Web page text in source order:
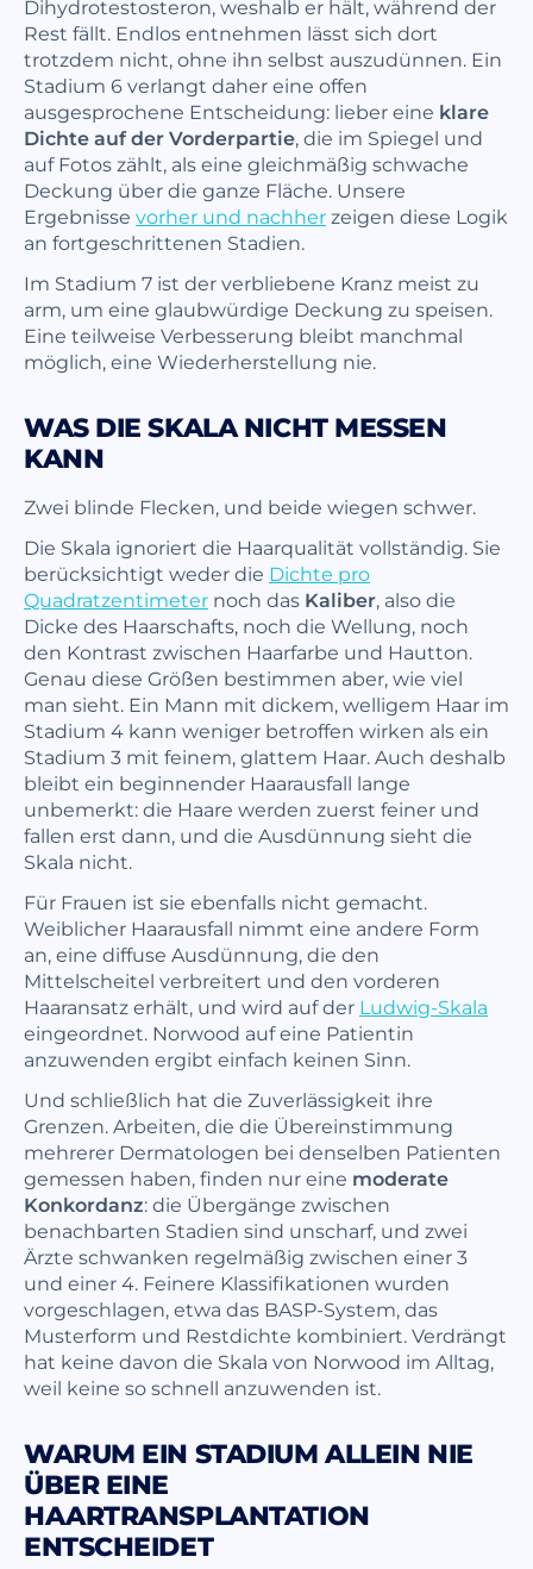
Dihydrotestosteron, weshalb er hält, während der
Rest fällt. Endlos entnehmen lässt sich dort
trotzdem nicht, ohne ihn selbst auszudünnen. Ein
Stadium 6 verlangt daher eine offen
ausgesprochene Entscheidung: lieber eine klare
Dichte auf der Vorderpartie, die im Spiegel und
auf Fotos zählt, als eine gleichmäßig schwache
Deckung über die ganze Fläche. Unsere
Ergebnisse vorher und nachher zeigen diese Logik
an fortgeschrittenen Stadien.
Im Stadium 7 ist der verbliebene Kranz meist zu
arm, um eine glaubwürdige Deckung zu speisen.
Eine teilweise Verbesserung bleibt manchmal
möglich, eine Wiederherstellung nie.
WAS DIE SKALA NICHT MESSEN
KANN
Zwei blinde Flecken, und beide wiegen schwer.
Die Skala ignoriert die Haarqualität vollständig. Sie
berücksichtigt weder die Dichte pro
Quadratzentimeter noch das Kaliber, also die
Dicke des Haarschafts, noch die Wellung, noch
den Kontrast zwischen Haarfarbe und Hautton.
Genau diese Größen bestimmen aber, wie viel
man sieht. Ein Mann mit dickem, welligem Haar im
Stadium 4 kann weniger betroffen wirken als ein
Stadium 3 mit feinem, glattem Haar. Auch deshalb
bleibt ein beginnender Haarausfall lange
unbemerkt: die Haare werden zuerst feiner und
fallen erst dann, und die Ausdünnung sieht die
Skala nicht.
Für Frauen ist sie ebenfalls nicht gemacht.
Weiblicher Haarausfall nimmt eine andere Form
an, eine diffuse Ausdünnung, die den
Mittelscheitel verbreitert und den vorderen
Haaransatz erhält, und wird auf der Ludwig-Skala
eingeordnet. Norwood auf eine Patientin
anzuwenden ergibt einfach keinen Sinn.
Und schließlich hat die Zuverlässigkeit ihre
Grenzen. Arbeiten, die die Übereinstimmung
mehrerer Dermatologen bei denselben Patienten
gemessen haben, finden nur eine moderate
Konkordanz: die Übergänge zwischen
benachbarten Stadien sind unscharf, und zwei
Ärzte schwanken regelmäßig zwischen einer 3
und einer 4. Feinere Klassifikationen wurden
vorgeschlagen, etwa das BASP-System, das
Musterform und Restdichte kombiniert. Verdrängt
hat keine davon die Skala von Norwood im Alltag,
weil keine so schnell anzuwenden ist.
WARUM EIN STADIUM ALLEIN NIE
ÜBER EINE
HAARTRANSPLANTATION
ENTSCHEIDET